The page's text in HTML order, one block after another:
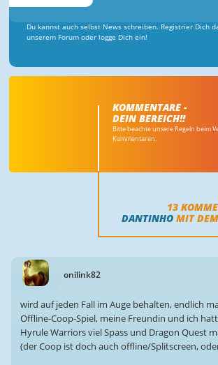
Du kannst auch selbst News schreiben. Registrier Dich
unserem Forum oder logge Dich ein!
KOMMENTARE -
DEIN BEREICH!!
Bitte beachte unsere Regeln beim
Kommentaren.
13
DANTINHO MIT
onilink82
wird auf jeden Fall im Auge behalten, endlich
Offline-Coop-Spiel, meine Freundin und ich
Hyrule Warriors viel Spass und Dragon Quest
(der Coop ist doch auch offline/Splitscreen,